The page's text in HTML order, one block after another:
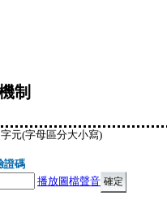
制
元(字母區分大小寫)
證碼
播放圖檔聲音